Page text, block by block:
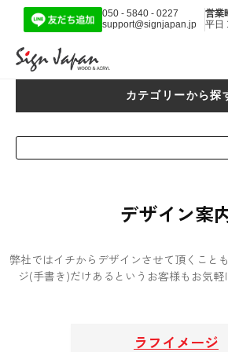
050 - 5840 - 0227
support@signjapan.jp
営業
平日
カテゴリーから探
デザイン案
弊社ではイチからデザインさせて頂くことも
ジ(手書き)だけあるというお客様もお気軽
ラフイメージ